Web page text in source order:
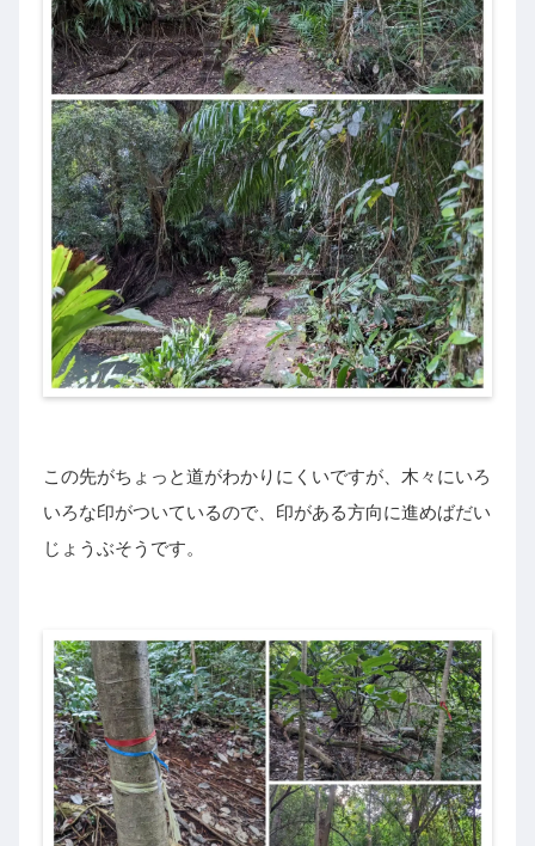
この先がちょっと道がわかりにくいですが、木々にいろ
いろな印がついているので、印がある方向に進めばだい
じょうぶそうです。